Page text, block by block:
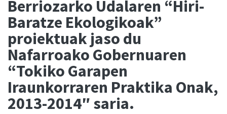
Berriozarko Udalaren “Hiri-
Baratze Ekologikoak”
proiektuak jaso du
Nafarroako Gobernuaren
“Tokiko Garapen
Iraunkorraren Praktika Onak,
2013-2014″ saria.